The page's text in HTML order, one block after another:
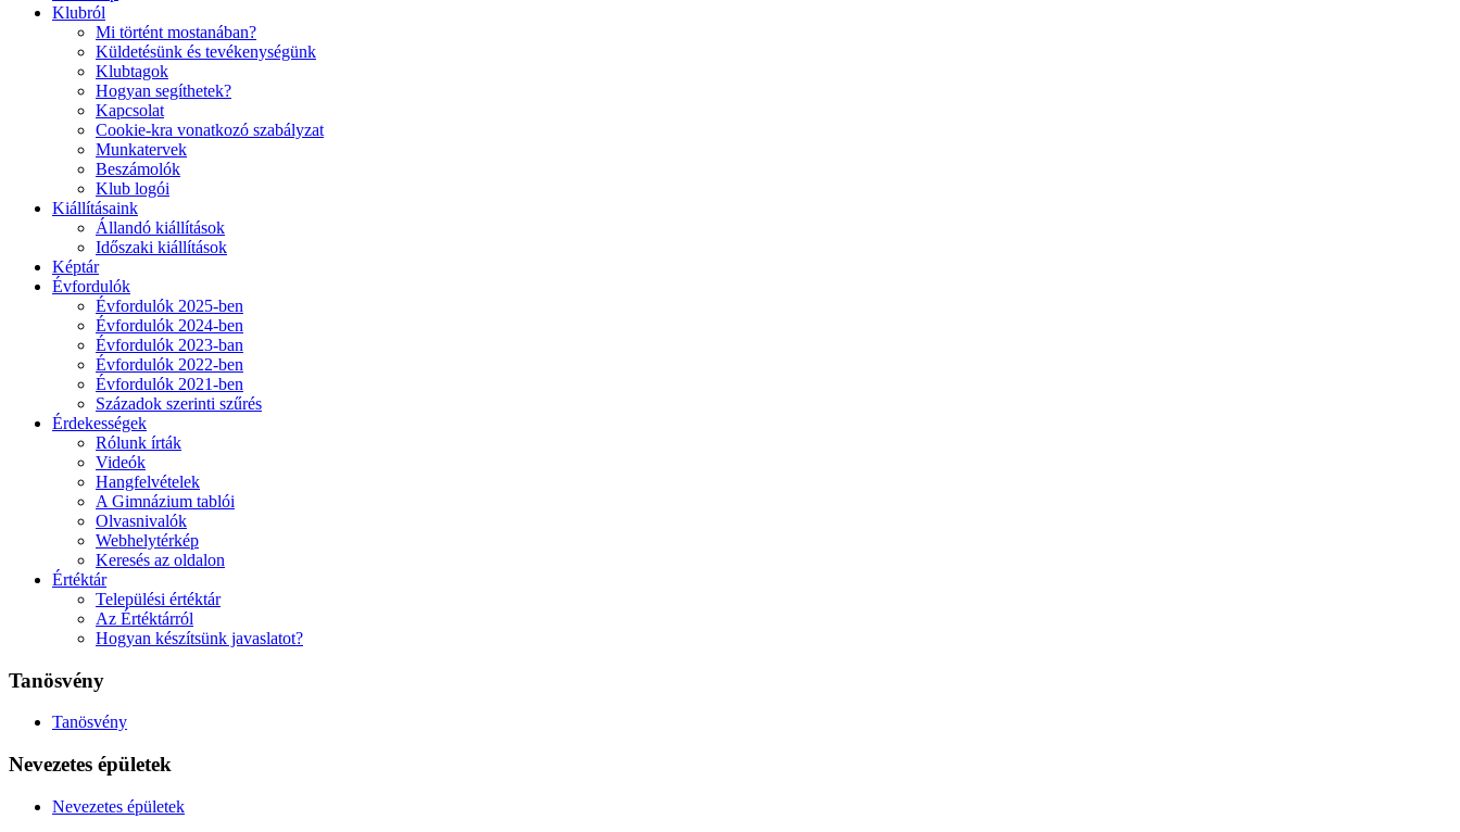
Klubról
Mi történt mostanában?
Küldetésünk és tevékenységünk
Klubtagok
Hogyan segíthetek?
Kapcsolat
Cookie-kra vonatkozó szabályzat
Munkatervek
Beszámolók
Klub logói
Kiállításaink
Állandó kiállítások
Időszaki kiállítások
Képtár
Évfordulók
Évfordulók 2025-ben
Évfordulók 2024-ben
Évfordulók 2023-ban
Évfordulók 2022-ben
Évfordulók 2021-ben
Századok szerinti szűrés
Érdekességek
Rólunk írták
Videók
Hangfelvételek
A Gimnázium tablói
Olvasnivalók
Webhelytérkép
Keresés az oldalon
Értéktár
Települési értéktár
Az Értéktárról
Hogyan készítsünk javaslatot?
Tanösvény
Tanösvény
Nevezetes épületek
Nevezetes épületek